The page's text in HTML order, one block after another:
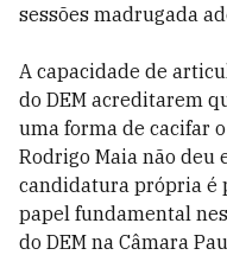
sessões madrugada
A capacidade de
do DEM acreditarem
uma forma de cacifar
Rodrigo Maia não deu
candidatura própria é
papel fundamental
do DEM na Câmara